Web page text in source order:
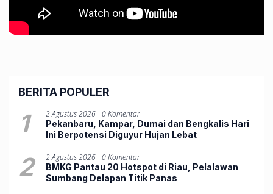
BERITA POPULER
1 2 Agustus 2026 0 Komentar
Pekanbaru, Kampar, Dumai dan Bengkalis Hari
Ini Berpotensi Diguyur Hujan Lebat
2 2 Agustus 2026 0 Komentar
BMKG Pantau 20 Hotspot di Riau, Pelalawan
Sumbang Delapan Titik Panas